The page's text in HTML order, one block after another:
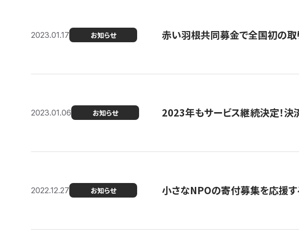
2023.01.17 お知らせ 赤い羽根共同募金で全国初の取
2023.01.06 お知らせ 2023年もサービス継続決定！
2022.12.27 お知らせ 小さなNPOの寄付募集を応援す